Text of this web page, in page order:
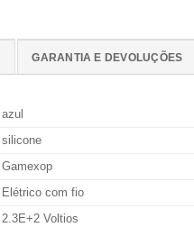
GARANTIA E DEVOLUÇÕES
azul
silicone
Gamexop
Elétrico com fio
2.3E+2 Voltios